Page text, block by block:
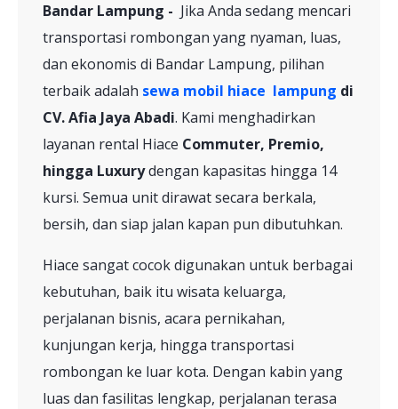
Bandar Lampung - Jika Anda sedang mencari
transportasi rombongan yang nyaman, luas,
dan ekonomis di Bandar Lampung, pilihan
terbaik adalah sewa mobil hiace lampung di
CV. Afia Jaya Abadi. Kami menghadirkan
layanan rental Hiace Commuter, Premio,
hingga Luxurydengan kapasitas hingga 14
kursi. Semua unit dirawat secara berkala,
bersih, dan siap jalan kapan pun dibutuhkan.
Hiace sangat cocok digunakan untuk berbagai
kebutuhan, baik itu wisata keluarga,
perjalanan bisnis, acara pernikahan,
kunjungan kerja, hingga transportasi
rombongan ke luar kota. Dengan kabin yang
luas dan fasilitas lengkap, perjalanan terasa